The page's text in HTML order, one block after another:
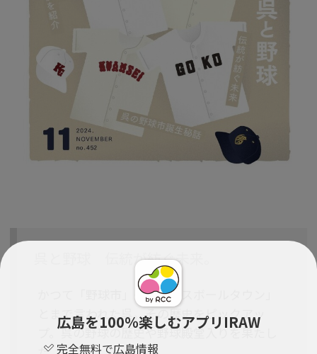
広島を100％楽しむアプリIRAW
完全無料で広島情報
呉と野球 伝統が紡ぐ未来。
かつて「野球市」や「ベースボールタウン」
とまで言われた呉。その歴史をピックアッ
プ。呉の野球の歴史や野球殿堂入りを果たし